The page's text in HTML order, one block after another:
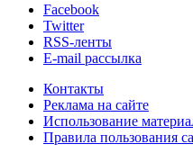
Facebook
Twitter
RSS-ленты
E-mail рассылка
Контакты
Реклама на сайте
Использование
Правила пользования